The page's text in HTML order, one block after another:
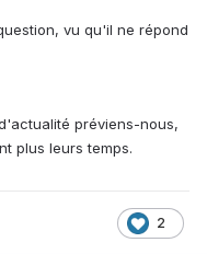
vu qu'il ne répond
préviens-nous,
plus leurs temps.
2